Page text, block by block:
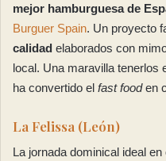
mejor hamburguesa de
Burguer Spain. Un proyecto
calidad elaborados con
local. Una maravilla tenerlos
ha convertido el fast fooden
La Felissa (León)
La jornada dominical ideal